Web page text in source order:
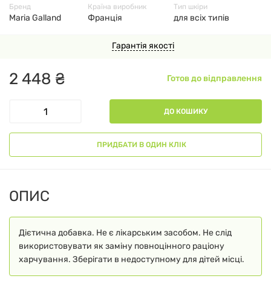
Гарантія якості
2 448 ₴ Готов до відправлення
ДО КОШИКУ
ПРИДБАТИ В ОДИН КЛІК
Бренд
Maria Galland
Країна виробник
Франція
Тип шкіри
для всіх типів
ОПИС
Дієтична добавка. Не є лікарським засобом. Не слід
використовувати як заміну повноцінного раціону
харчування. Зберігати в недоступному для дітей місці.